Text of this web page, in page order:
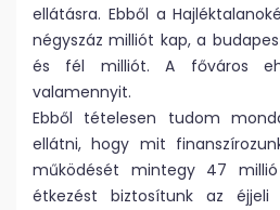
ellátásra. Ebből a
négyszáz milliót kap, a
és fél milliót. A főváros
valamennyit.
Ebből tételesen tudom
ellátni, hogy mit
működését mintegy 47
étkezést biztosítunk az éjjeli